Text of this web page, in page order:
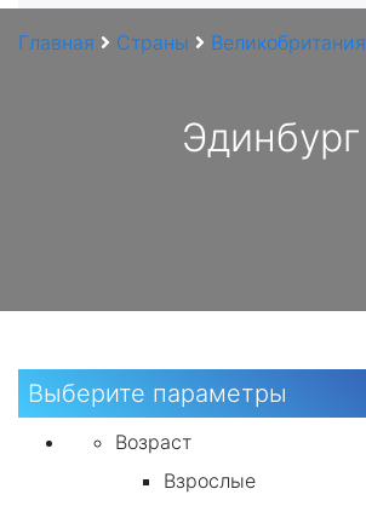
Главная Страны Великобритания
Эдинбург
Выберите параметры
Возраст
Взрослые